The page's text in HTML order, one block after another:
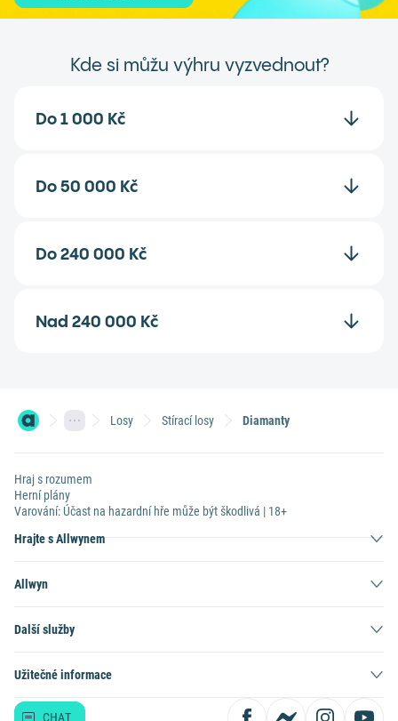
Kde si můžu výhru vyzvednout?
Do 1 000 Kč
Do 50 000 Kč
Do 240 000 Kč
Nad 240 000 Kč
Losy Stírací losy Diamanty
Hraj s rozumem
Herní plány
Varování: Účast na hazardní hře může být škodlivá | 18+
Hrajte s Allwynem
Allwyn
Další služby
Užitečné informace
CHAT